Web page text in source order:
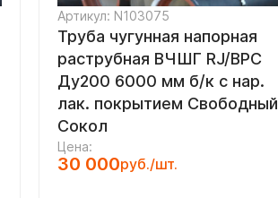
Артикул: N103075
Труба чугунная напорная
раструбная ВЧШГ RJ/ВРС
Ду200 6000 мм б/к с нар.
лак. покрытием Свободный
Сокол
Цена:
30 000руб./шт.